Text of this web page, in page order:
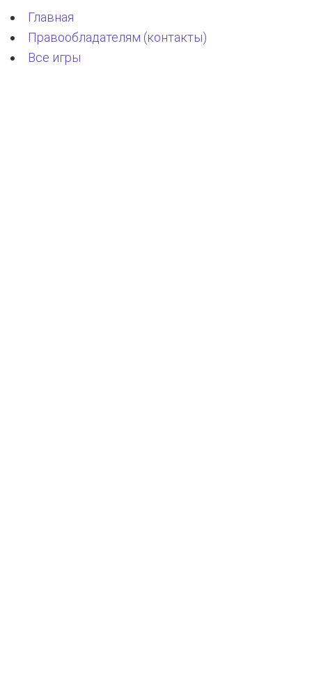
Главная
Правообладателям (контакты)
Все игры